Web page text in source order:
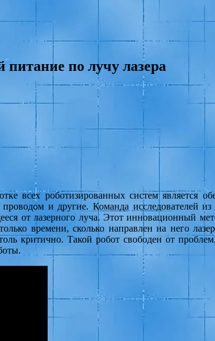
по лучу лазера
всех роботизированных систем является
и другие. Команда исследователей
от лазерного луча. Этот инновационный
времени, сколько направлен на него
критично. Такой робот свободен от